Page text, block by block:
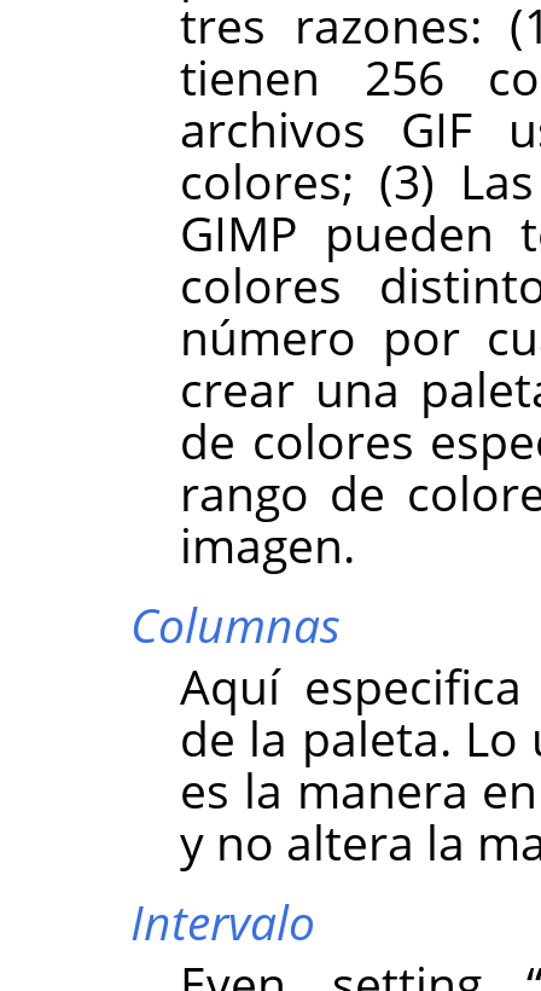
tres razones:
tienen 256
archivos GIF
colores; (3)
GIMP pueden
colores
número por
crear una
de colores
rango de
imagen.
Columnas
Aquí
de la paleta.
es la manera
y no altera la
Intervalo